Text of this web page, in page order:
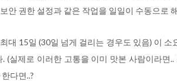
안 권한 설정과 같은 작업을 일일이 수동으로
대 15일 (30일 넘게 걸리는 경우도 있음) 이
. (실제로 이러한 고통을 이미 맛본 사람이라면
한다면..?